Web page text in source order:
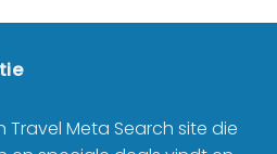
Meta Search site die